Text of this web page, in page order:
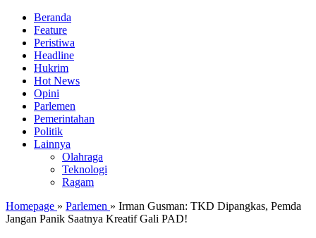
Beranda
Feature
Peristiwa
Headline
Hukrim
Hot News
Opini
Parlemen
Pemerintahan
Politik
Lainnya
Olahraga
Teknologi
Ragam
Homepage » Parlemen » Irman Gusman: TKD Dipangkas, Pemda
Jangan Panik Saatnya Kreatif Gali PAD!